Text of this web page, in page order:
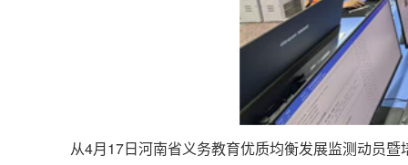
从4月17日河南省义务教育优质均衡发展监测动员